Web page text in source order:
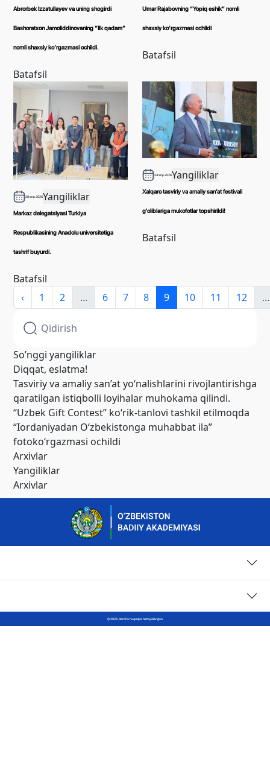
Abrorbek Izzatullayev va uning shogirdi
Bashoratxon Jamoliddinovaning “Ilk qadam”
nomli shaxsiy ko‘rgazmasi ochildi.
Batafsil
Umar Rajabovning “Yopiq eshik” nomli
shaxsiy ko‘rgazmasi ochildi
Batafsil
28 апр 2026Yangiliklar
Markaz delegatsiyasi Turkiya
Respublikasining Anadolu universitetiga
tashrif buyurdi.
Batafsil
24 апр 2026Yangiliklar
Xalqaro tasviriy va amaliy san’at festivali
g'oliblariga mukofotlar topshirildi!
Batafsil
‹ 1 2 ... 6 7 8 9 10 11 12 ...
So’nggi yangiliklar
Diqqat, eslatma!
Tasviriy va amaliy san’at yo‘nalishlarini rivojlantirishga
qaratilgan istiqbolli loyihalar muhokama qilindi.
“Uzbek Gift Contest” ko‘rik-tanlovi tashkil etilmoqda
“Iordaniyadan O‘zbekistonga muhabbat ila”
fotoko‘rgazmasi ochildi
Arxivlar
Yangiliklar
Arxivlar
© 2026. Barcha huquqlar himoyalangan